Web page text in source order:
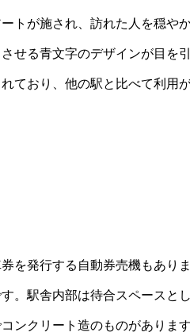
トが施され、訪れた人を穏や
せる青文字のデザインが目を
ており、他の駅と比べて利用
を発行する自動券売機もあり
。駅舎内部は待合スペースと
ンクリート造のものがありま